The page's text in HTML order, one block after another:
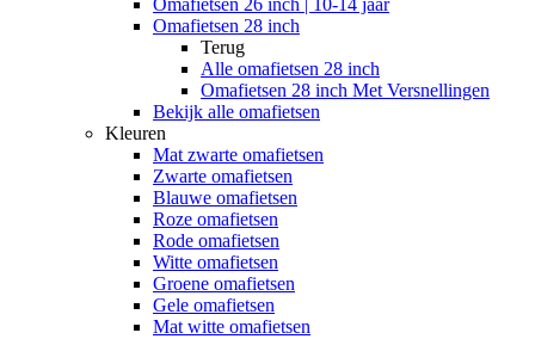
Omafietsen 26 inch | 10-14 jaar
Omafietsen 28 inch
Terug
Alle omafietsen 28 inch
Omafietsen 28 inch Met Versnellingen
Bekijk alle omafietsen
Kleuren
Mat zwarte omafietsen
Zwarte omafietsen
Blauwe omafietsen
Roze omafietsen
Rode omafietsen
Witte omafietsen
Groene omafietsen
Gele omafietsen
Mat witte omafietsen